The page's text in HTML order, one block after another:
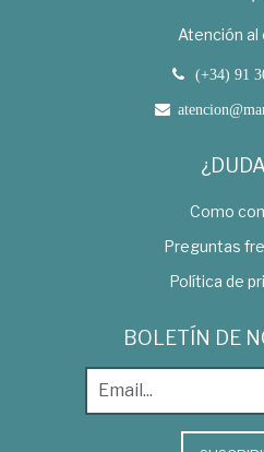
Atención al
(+34) 91
Como
Preguntas
Política de
BOLETÍN DE